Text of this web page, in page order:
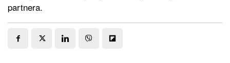
partnera.